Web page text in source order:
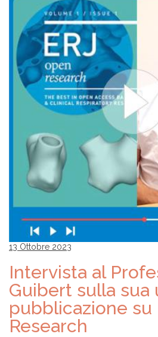
13 Ottobre 2023
Intervista al
Guibert sulla sua
pubblicazione su
Research